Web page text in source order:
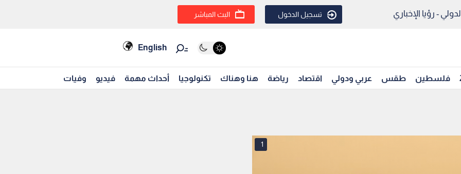
- رؤيا الإخباري تسجيل الدخول البث المباشر
English
فلسطين طقس عربي ودولي اقتصاد رياضة هنا وهناك تكنولوجيا أحداث مهمة فيديو وفيات
1